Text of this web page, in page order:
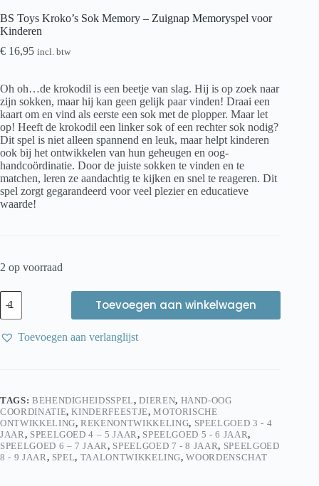
BS Toys Kroko’s Sok Memory – Zuignap Memoryspel voor
Kinderen
€ 16,95 incl. btw
Oh oh…de krokodil is een beetje van slag. Hij is op zoek naar
zijn sokken, maar hij kan geen gelijk paar vinden! Draai een
kaart om en vind als eerste een sok met de plopper. Maar let
op! Heeft de krokodil een linker sok of een rechter sok nodig?
Dit spel is niet alleen spannend en leuk, maar helpt kinderen
ook bij het ontwikkelen van hun geheugen en oog-
handcoördinatie. Door de juiste sokken te vinden en te
matchen, leren ze aandachtig te kijken en snel te reageren. Dit
spel zorgt gegarandeerd voor veel plezier en educatieve
waarde!
2 op voorraad
BS
Toys
Kroko’s
Sok
Memory
Kinderen
aantal
Toevoegen aan winkelwagen
Toevoegen aan verlanglijst
TAGS: BEHENDIGHEIDSSPEL,DIEREN, HAND-OOG
COORDINATIE,KINDERFEESTJE,MOTORISCHE
ONTWIKKELING,REKENONTWIKKELING, SPEELGOED 3 - 4
JAAR , SPEELGOED 4 – 5 JAAR , SPEELGOED 5 - 6 JAAR,
SPEELGOED 6 – 7 JAAR , SPEELGOED 7 - 8 JAAR, SPEELGOED
8 - 9 JAAR , SPEL, TAALONTWIKKELING,WOORDENSCHAT